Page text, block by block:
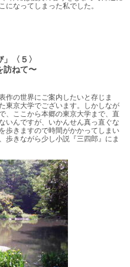
になってしまった私でした。
〈５〉
訪ねて〜
作の世界にご案内したいと存じま
東京大学でございます。しかしなが
、ここから本郷の東京大学まで、直
いんですが、いかんせん真っ直ぐな
歩きますので時間がかかってしまい
歩きながら少し小説『三四郎』にま